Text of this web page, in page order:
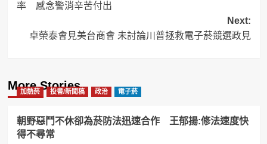
率 感念警消辛苦付出
Next:
卓榮泰會見美台商會 未討論川普拯救電子菸競選政見
More Stories
加熱菸 投書/新聞稿 政治 電子菸
朝野惡鬥不休卻為菸防法迅速合作 王郁揚:修法速度快
得不尋常